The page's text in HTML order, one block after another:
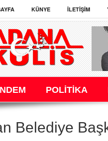
KÜNYE İLETIŞIM
POLİTİKA
Belediye